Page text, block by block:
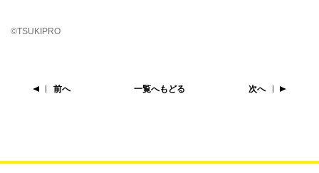
©TSUKIPRO
前へ 一覧へもどる 次へ